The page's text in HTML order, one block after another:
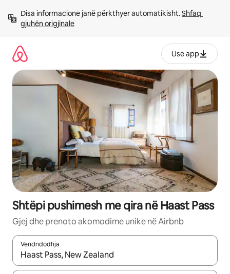
përmbajtja
Disa informacione janë përkthyer automatikisht. Shfaq
gjuhën origjinale
Use app
Shtëpi pushimesh me qira në Haast Pass
Gjej dhe prenoto akomodime unike në Airbnb
Vendndodhja
Kur rezultatet të jenë të disponueshme, lëviz me butonat e